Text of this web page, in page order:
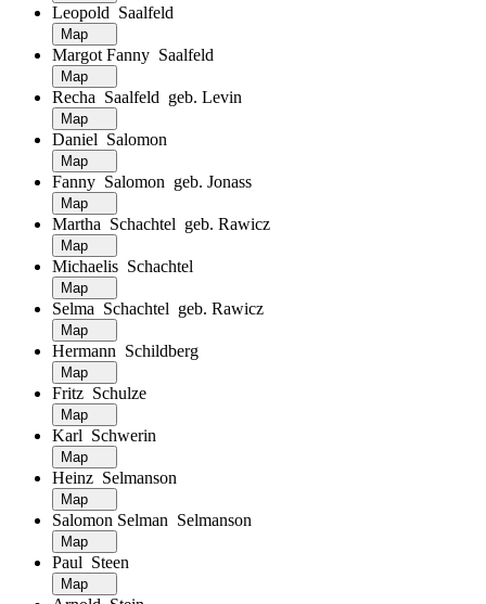
Leopold Saalfeld
Margot Fanny Saalfeld
Recha Saalfeld geb. Levin
Daniel Salomon
Fanny Salomon geb. Jonass
Martha Schachtel geb. Rawicz
Michaelis Schachtel
Selma Schachtel geb. Rawicz
Hermann Schildberg
Fritz Schulze
Karl Schwerin
Heinz Selmanson
Salomon Selman Selmanson
Paul Steen